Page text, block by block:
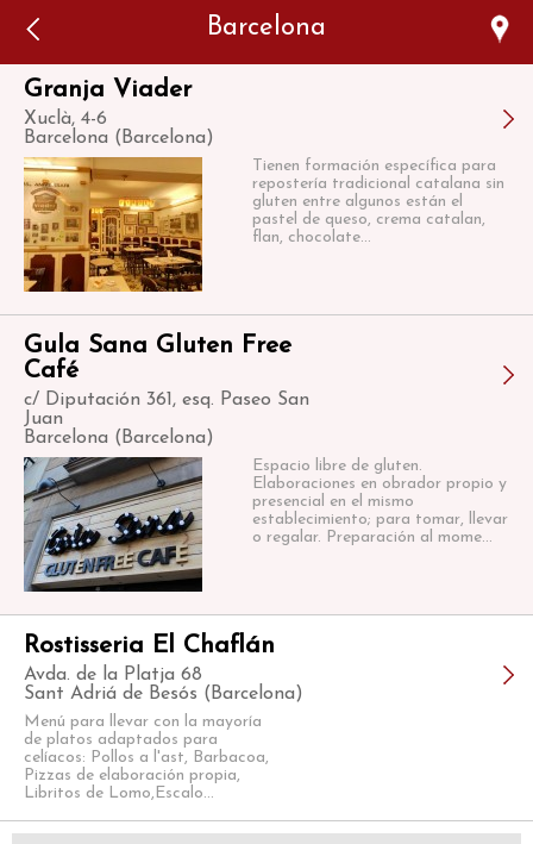
Barcelona
Granja Viader
Xuclà, 4-6
Barcelona (Barcelona)
Tienen formación específica para
repostería tradicional catalana sin
gluten entre algunos están el
pastel de queso, crema catalan,
flan, chocolate...
Gula Sana Gluten Free
Café
c/ Diputación 361, esq. Paseo San
Juan
Barcelona (Barcelona)
Espacio libre de gluten.
Elaboraciones en obrador propio y
presencial en el mismo
establecimiento; para tomar, llevar
o regalar. Preparación al mome...
Rostisseria El Chaflán
Avda. de la Platja 68
Sant Adriá de Besós (Barcelona)
Menú para llevar con la mayoría
de platos adaptados para
celíacos: Pollos a l'ast, Barbacoa,
Pizzas de elaboración propia,
Libritos de Lomo,Escalo...
Error: The domain WWW.VIAJARSINGLUTEN.COM is not
authorized to show the cookie declaration for domain group
ID 546ddaab-b478-4440-aa8a-3b0205284212. Please add it to
the domain group in the Cookiebot Manager to authorize
the domain.